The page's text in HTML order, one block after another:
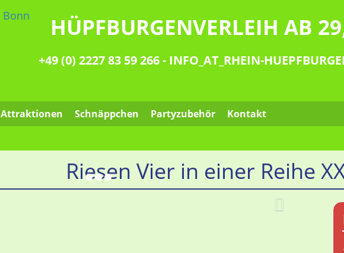
HÜPFBURGENVERLEIH AB
+49 (0) 2227 83 59 266- INFO _AT_ RHEIN-
Attraktionen Schnäppchen Partyzubehör Kontakt
Riesen Vier in einer Reihe
Weiter